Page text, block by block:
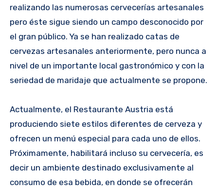
realizando las numerosas cervecerías artesanales
pero éste sigue siendo un campo desconocido por
el gran público. Ya se han realizado catas de
cervezas artesanales anteriormente, pero nunca a
nivel de un importante local gastronómico y con la
seriedad de maridaje que actualmente se propone.
Actualmente, el Restaurante Austria está
produciendo siete estilos diferentes de cerveza y
ofrecen un menú especial para cada uno de ellos.
Próximamente, habilitará incluso su cervecería, es
decir un ambiente destinado exclusivamente al
consumo de esa bebida, en donde se ofrecerán